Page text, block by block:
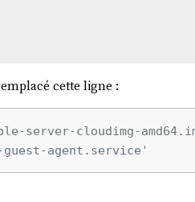
cette ligne :
server-cloudimg-
guest-agent.service'